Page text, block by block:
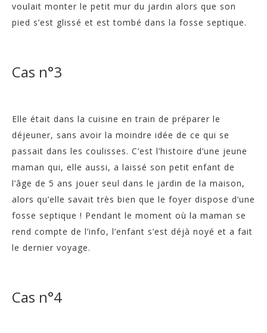
voulait monter le petit mur du jardin alors que son
pied s’est glissé et est tombé dans la fosse septique.
Cas n°3
Elle était dans la cuisine en train de préparer le
déjeuner, sans avoir la moindre idée de ce qui se
passait dans les coulisses. C’est l’histoire d’une jeune
maman qui, elle aussi, a laissé son petit enfant de
l’âge de 5 ans jouer seul dans le jardin de la maison,
alors qu’elle savait très bien que le foyer dispose d’une
fosse septique ! Pendant le moment où la maman se
rend compte de l’info, l’enfant s’est déjà noyé et a fait
le dernier voyage.
Cas n°4